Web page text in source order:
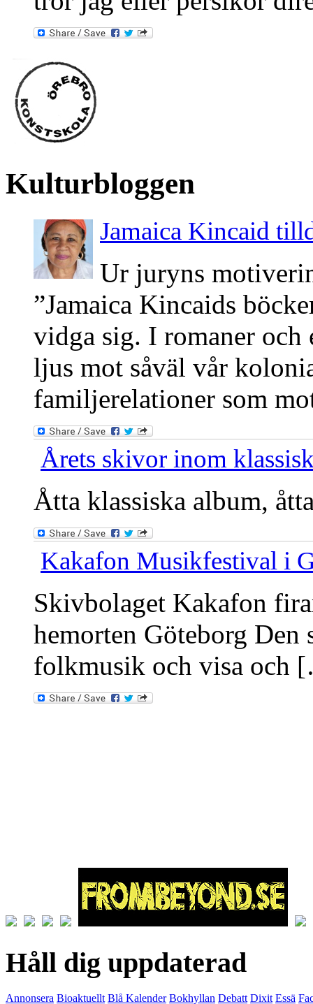
Kulturbloggen
Jamaica Kincaid
Ur juryns
”Jamaica Kincaids
vidga sig. I romaner
ljus mot såväl vår
familjerelationer som
Årets skivor inom
Åtta klassiska album,
Kakafon Musikfestival i
Skivbolaget Kakafon
hemorten Göteborg Den
folkmusik och visa och
Håll dig uppdaterad
Annonsera Bioaktuellt Blå Kalender Bokhyllan Debatt Dixit Essä